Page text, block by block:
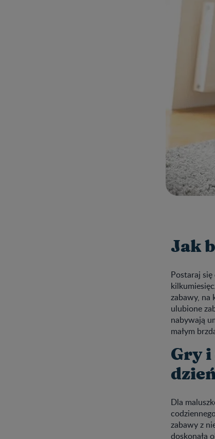
Jak
Postaraj
zabawy, na
ulubione
nabywają
małym
Gry i
Dla
zabawy z
doskonałą